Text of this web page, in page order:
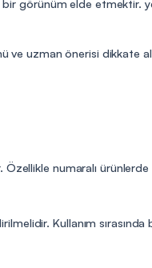
uzman önerisi dikkate
numaralı
Kullanım sırasında